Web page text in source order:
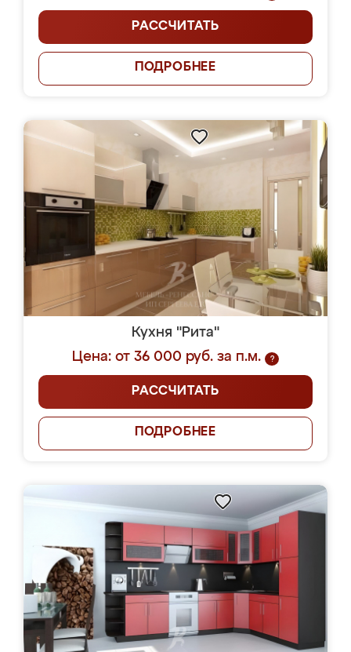
РАССЧИТАТЬ
ПОДРОБНЕЕ
Кухня "Рита"
Цена: от 36 000 руб. за п.м.
?
РАССЧИТАТЬ
ПОДРОБНЕЕ